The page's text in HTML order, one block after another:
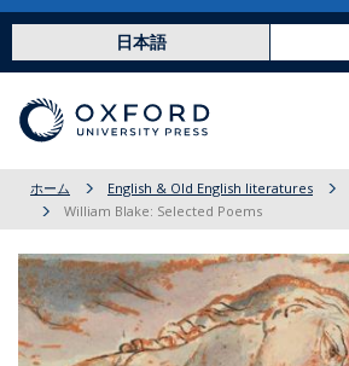
日本語
ホーム English & Old English literatures
William Blake: Selected Poems